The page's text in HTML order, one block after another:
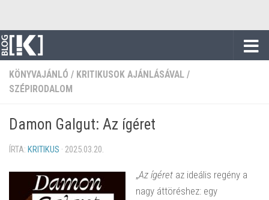
KÖNYVAJÁNLÓ / KRITIKUSOK AJÁNLÁSÁVAL /
SZÉPIRODALOM
Damon Galgut: Az ígéret
ÍRTA: KRITIKUS · 2025.03.20.
„Az ígéretaz ideális regény a
nagy áttöréshez: egy